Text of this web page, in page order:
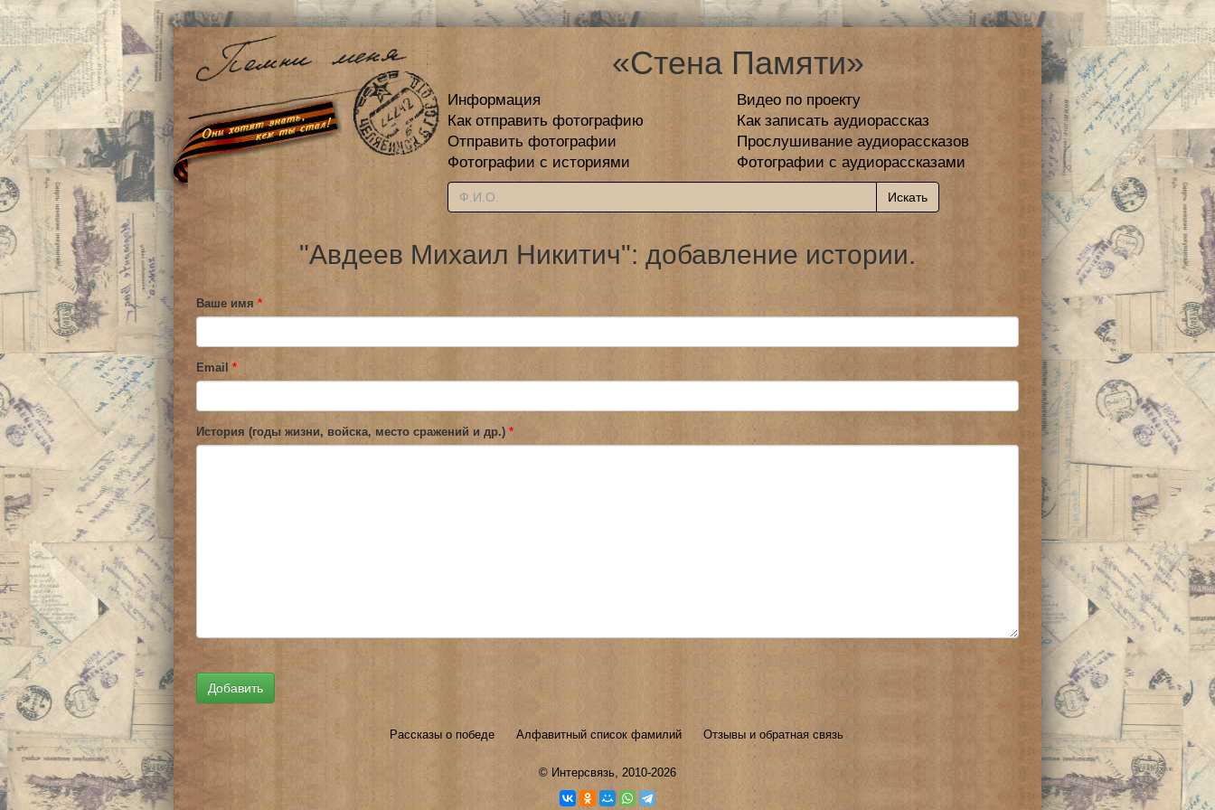
«Стена Памяти»
Информация
Видео по проекту
Как отправить фотографию
Как записать аудиорассказ
Отправить фотографии
Прослушивание аудиорассказов
Фотографии с историями
Фотографии с аудиорассказами
"Авдеев Михаил Никитич": добавление истории.
Ваше имя *
Email *
История (годы жизни, войска, место сражений и др.) *
Рассказы о победе Алфавитный список фамилий Отзывы и обратная связь
© Интерсвязь , 2010-2026